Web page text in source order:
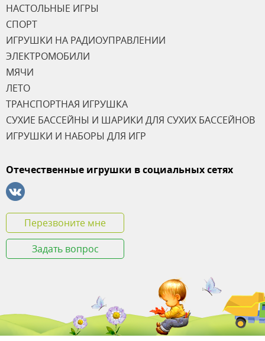
НАСТОЛЬНЫЕ ИГРЫ
СПОРТ
ИГРУШКИ НА РАДИОУПРАВЛЕНИИ
ЭЛЕКТРОМОБИЛИ
МЯЧИ
ЛЕТО
ТРАНСПОРТНАЯ ИГРУШКА
СУХИЕ БАССЕЙНЫ И ШАРИКИ ДЛЯ СУХИХ БАССЕЙНОВ
ИГРУШКИ И НАБОРЫ ДЛЯ ИГР
Отечественные игрушки в социальных сетях
Перезвоните мне
Задать вопрос